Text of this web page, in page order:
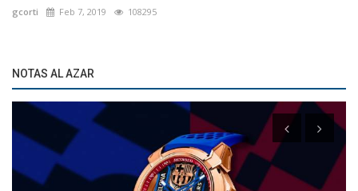
gcorti Feb 7, 2019 108295
NOTAS AL AZAR